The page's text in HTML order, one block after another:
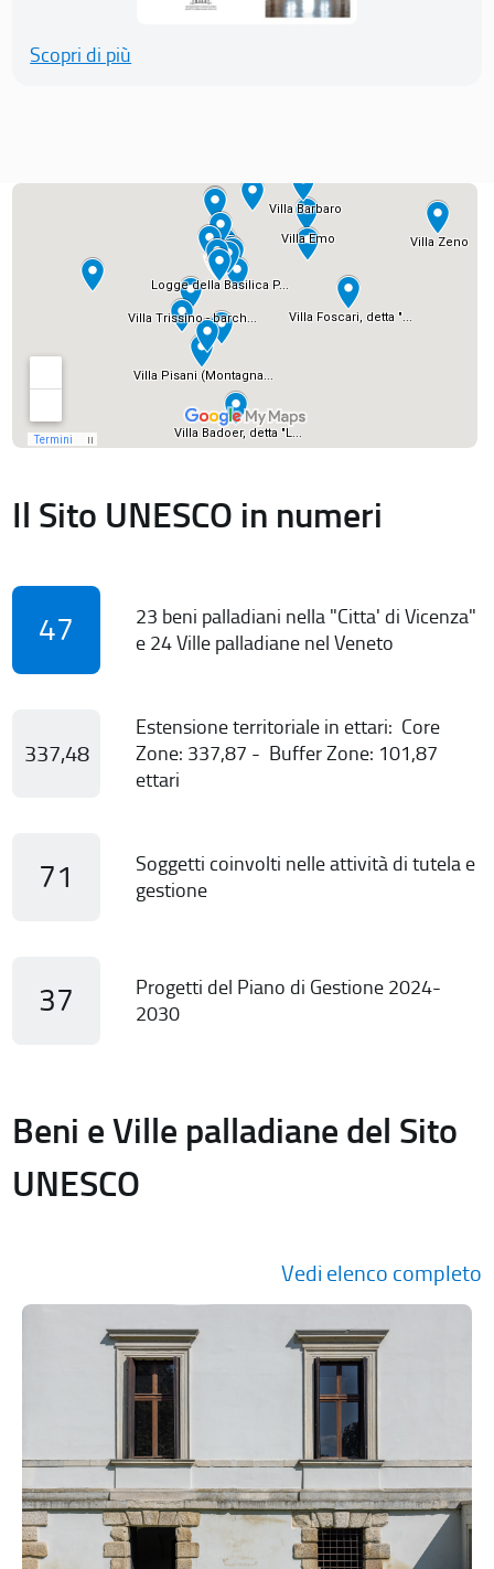
Scopri di più
Il Sito UNESCO in numeri
47
23 beni palladiani nella "Citta' di Vicenza"
e 24 Ville palladiane nel Veneto
337,48
Estensione territoriale in ettari: Core
Zone: 337,87 - Buffer Zone: 101,87
ettari
71
Soggetti coinvolti nelle attività di tutela e
gestione
37
Progetti del Piano di Gestione 2024-
2030
Beni e Ville palladiane del Sito
UNESCO
Vedi elenco completo